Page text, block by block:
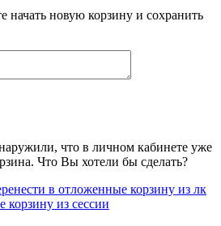
начать новую корзину и сохранить
что в личном кабинете уже
Что Вы хотели бы сделать?
в отложенные корзину из лк
из сессии